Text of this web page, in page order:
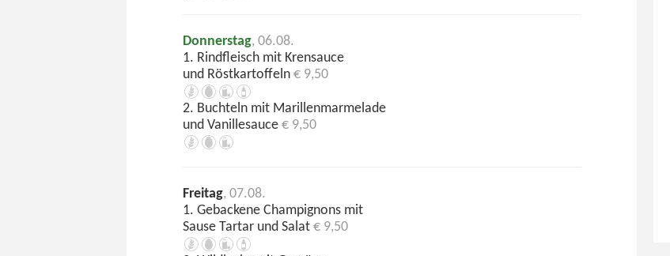
Donnerstag, 06.08.
1. Rindfleisch mit Krensauce
und Röstkartoffeln € 9,50
2. Buchteln mit Marillenmarmelade
und Vanillesauce € 9,50
Freitag, 07.08.
1. Gebackene Champignons mit
Sause Tartar und Salat € 9,50